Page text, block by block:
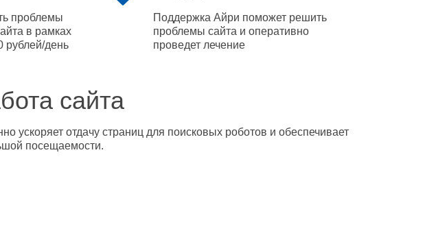
проблемы
в рамках
рублей/день
Поддержка Айри поможет решить
проблемы сайта и оперативно
проведет лечение
сайта
ускоряет отдачу страниц для поисковых роботов и обеспечивает
посещаемости.